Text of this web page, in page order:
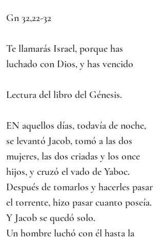
Gn 32,22-32
Te llamarás Israel, porque has
luchado con Dios, y has vencido
Lectura del libro del Génesis.
EN aquellos días, todavía de noche,
se levantó Jacob, tomó a las dos
mujeres, las dos criadas y los once
hijos, y cruzó el vado de Yaboc.
Después de tomarlos y hacerles pasar
el torrente, hizo pasar cuanto poseía.
Y Jacob se quedó solo.
Un hombre luchó con él hasta la